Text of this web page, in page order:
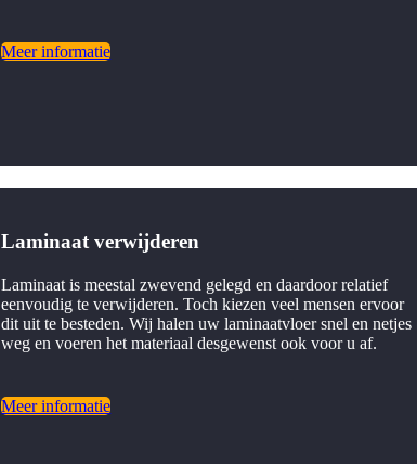
Meer informatie
Laminaat verwijderen
Laminaat is meestal zwevend gelegd en daardoor relatief
eenvoudig te verwijderen. Toch kiezen veel mensen ervoor
dit uit te besteden. Wij halen uw laminaatvloer snel en netjes
weg en voeren het materiaal desgewenst ook voor u af.
Meer informatie